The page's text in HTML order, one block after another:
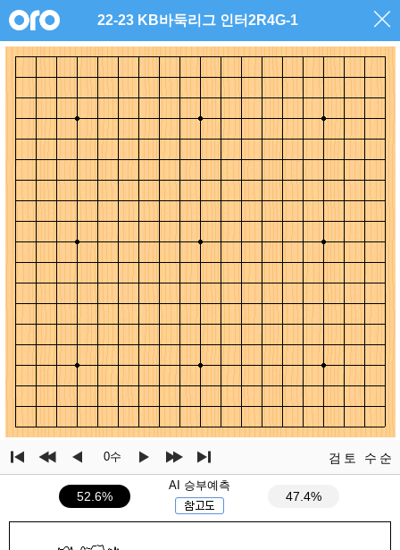
22-23 KB바둑리그 인터2R4G-1
0수 검토 수순
52.6%
AI 승부예측
47.4%